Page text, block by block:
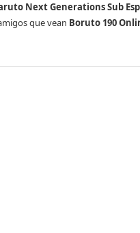
Next Generations Sub
que vean Boruto 190